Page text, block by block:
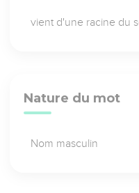
vient d'une racine du
Nature du mot
Nom masculin